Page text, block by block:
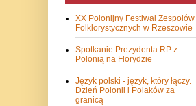
XX Polonijny Festiwal Zespołów
Folklorystycznych w Rzeszowie
Spotkanie Prezydenta RP z
Polonią na Florydzie
Język polski - język, który łączy.
Dzień Polonii i Polaków za
granicą